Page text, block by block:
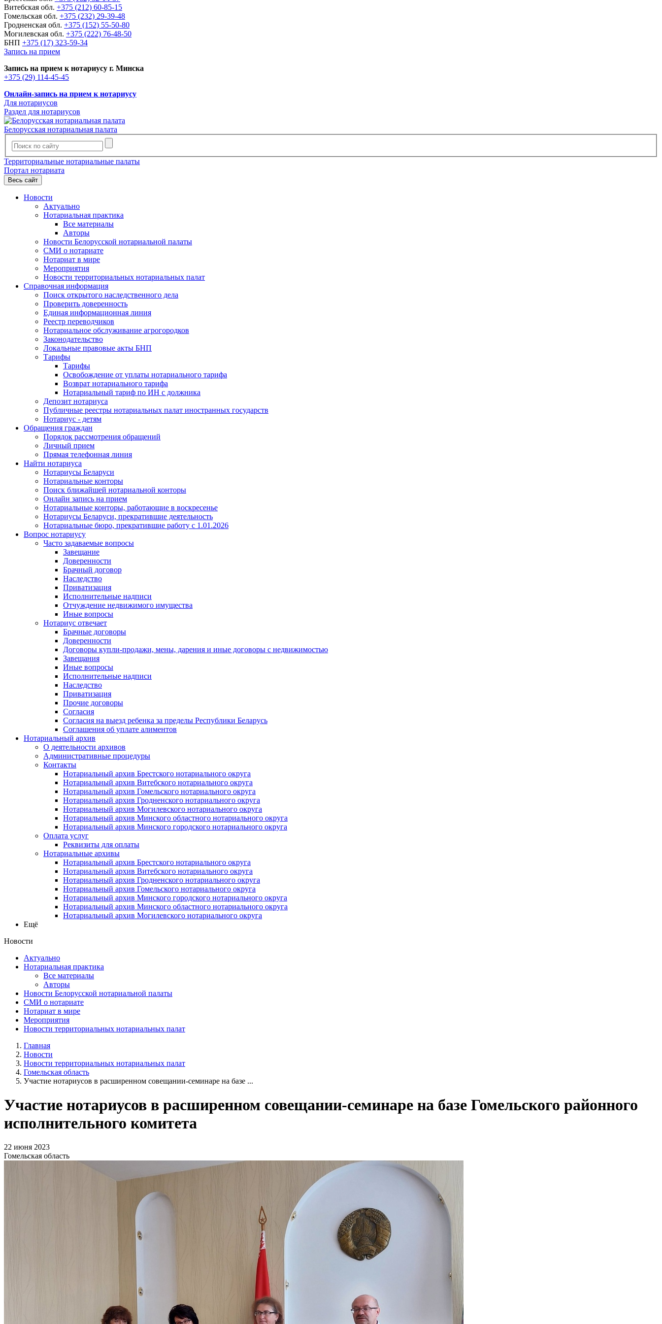
Витебская обл. +375 (212) 60-85-15
Гомельская обл. +375 (232) 29-39-48
Гродненская обл. +375 (152) 55-50-80
Могилевская обл. +375 (222) 76-48-50
БНП +375 (17) 323-59-34
Запись на прием
Запись на прием к нотариусу г. Минска
+375 (29) 114-45-45
Онлайн-запись на прием к нотариусу
Для нотариусов
Раздел для нотариусов
Белорусская нотариальная палата
Территориальные нотариальные палаты
Портал нотариата
Весь сайт
Новости
Актуально
Нотариальная практика
Все материалы
Авторы
Новости Белорусской нотариальной палаты
СМИ о нотариате
Нотариат в мире
Мероприятия
Новости территориальных нотариальных палат
Справочная информация
Поиск открытого наследственного дела
Проверить доверенность
Единая информационная линия
Реестр переводчиков
Нотариальное обслуживание агрогородков
Законодательство
Локальные правовые акты БНП
Тарифы
Тарифы
Освобождение от уплаты нотариального тарифа
Возврат нотариального тарифа
Нотариальный тариф по ИН с должника
Депозит нотариуса
Публичные реестры нотариальных палат иностранных государств
Нотариус - детям
Обращения граждан
Порядок рассмотрения обращений
Личный прием
Прямая телефонная линия
Найти нотариуса
Нотариусы Беларуси
Нотариальные конторы
Поиск ближайшей нотариальной конторы
Онлайн запись на прием
Нотариальные конторы, работающие в воскресенье
Нотариусы Беларуси, прекратившие деятельность
Нотариальные бюро, прекратившие работу с 1.01.2026
Вопрос нотариусу
Часто задаваемые вопросы
Завещание
Доверенности
Брачный договор
Наследство
Приватизация
Исполнительные надписи
Отчуждение недвижимого имущества
Иные вопросы
Нотариус отвечает
Брачные договоры
Доверенности
Договоры купли-продажи, мены, дарения и иные договоры с недвижимостью
Завещания
Иные вопросы
Исполнительные надписи
Наследство
Приватизация
Прочие договоры
Согласия
Согласия на выезд ребенка за пределы Республики Беларусь
Соглашения об уплате алиментов
Нотариальный архив
О деятельности архивов
Административные процедуры
Контакты
Нотариальный архив Брестского нотариального округа
Нотариальный архив Витебского нотариального округа
Нотариальный архив Гомельского нотариального округа
Нотариальный архив Гродненского нотариального округа
Нотариальный архив Могилевского нотариального округа
Нотариальный архив Минского областного нотариального округа
Нотариальный архив Минского городского нотариального округа
Оплата услуг
Реквизиты для оплаты
Нотариальные архивы
Нотариальный архив Брестского нотариального округа
Нотариальный архив Витебского нотариального округа
Нотариальный архив Гродненского нотариального округа
Нотариальный архив Гомельского нотариального округа
Нотариальный архив Минского городского нотариального округа
Нотариальный архив Минского областного нотариального округа
Нотариальный архив Могилевского нотариального округа
Ещё
Новости
Актуально
Нотариальная практика
Все материалы
Авторы
Новости Белорусской нотариальной палаты
СМИ о нотариате
Нотариат в мире
Мероприятия
Новости территориальных нотариальных палат
Главная
Новости
Новости территориальных нотариальных палат
Гомельская область
Участие нотариусов в расширенном совещании-семинаре на базе ...
Участие нотариусов в расширенном совещании-семинаре на базе Гомельского районного
исполнительного комитета
22 июня 2023
Гомельская область